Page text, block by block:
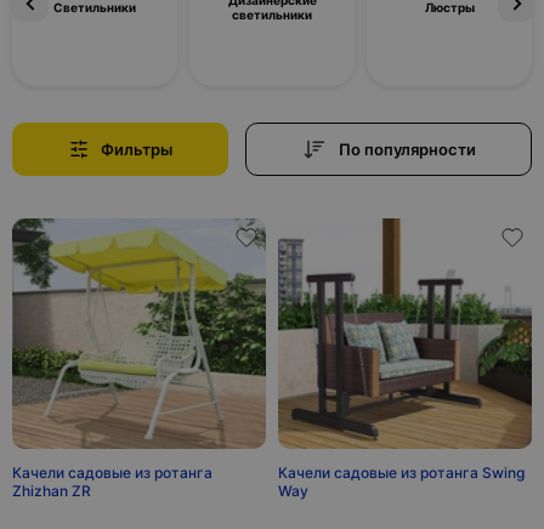
Светильники
светильники
Люстры
Фильтры По популярности
Качели садовые из ротанга
Zhizhan ZR
Качели садовые из ротанга Swing
Way